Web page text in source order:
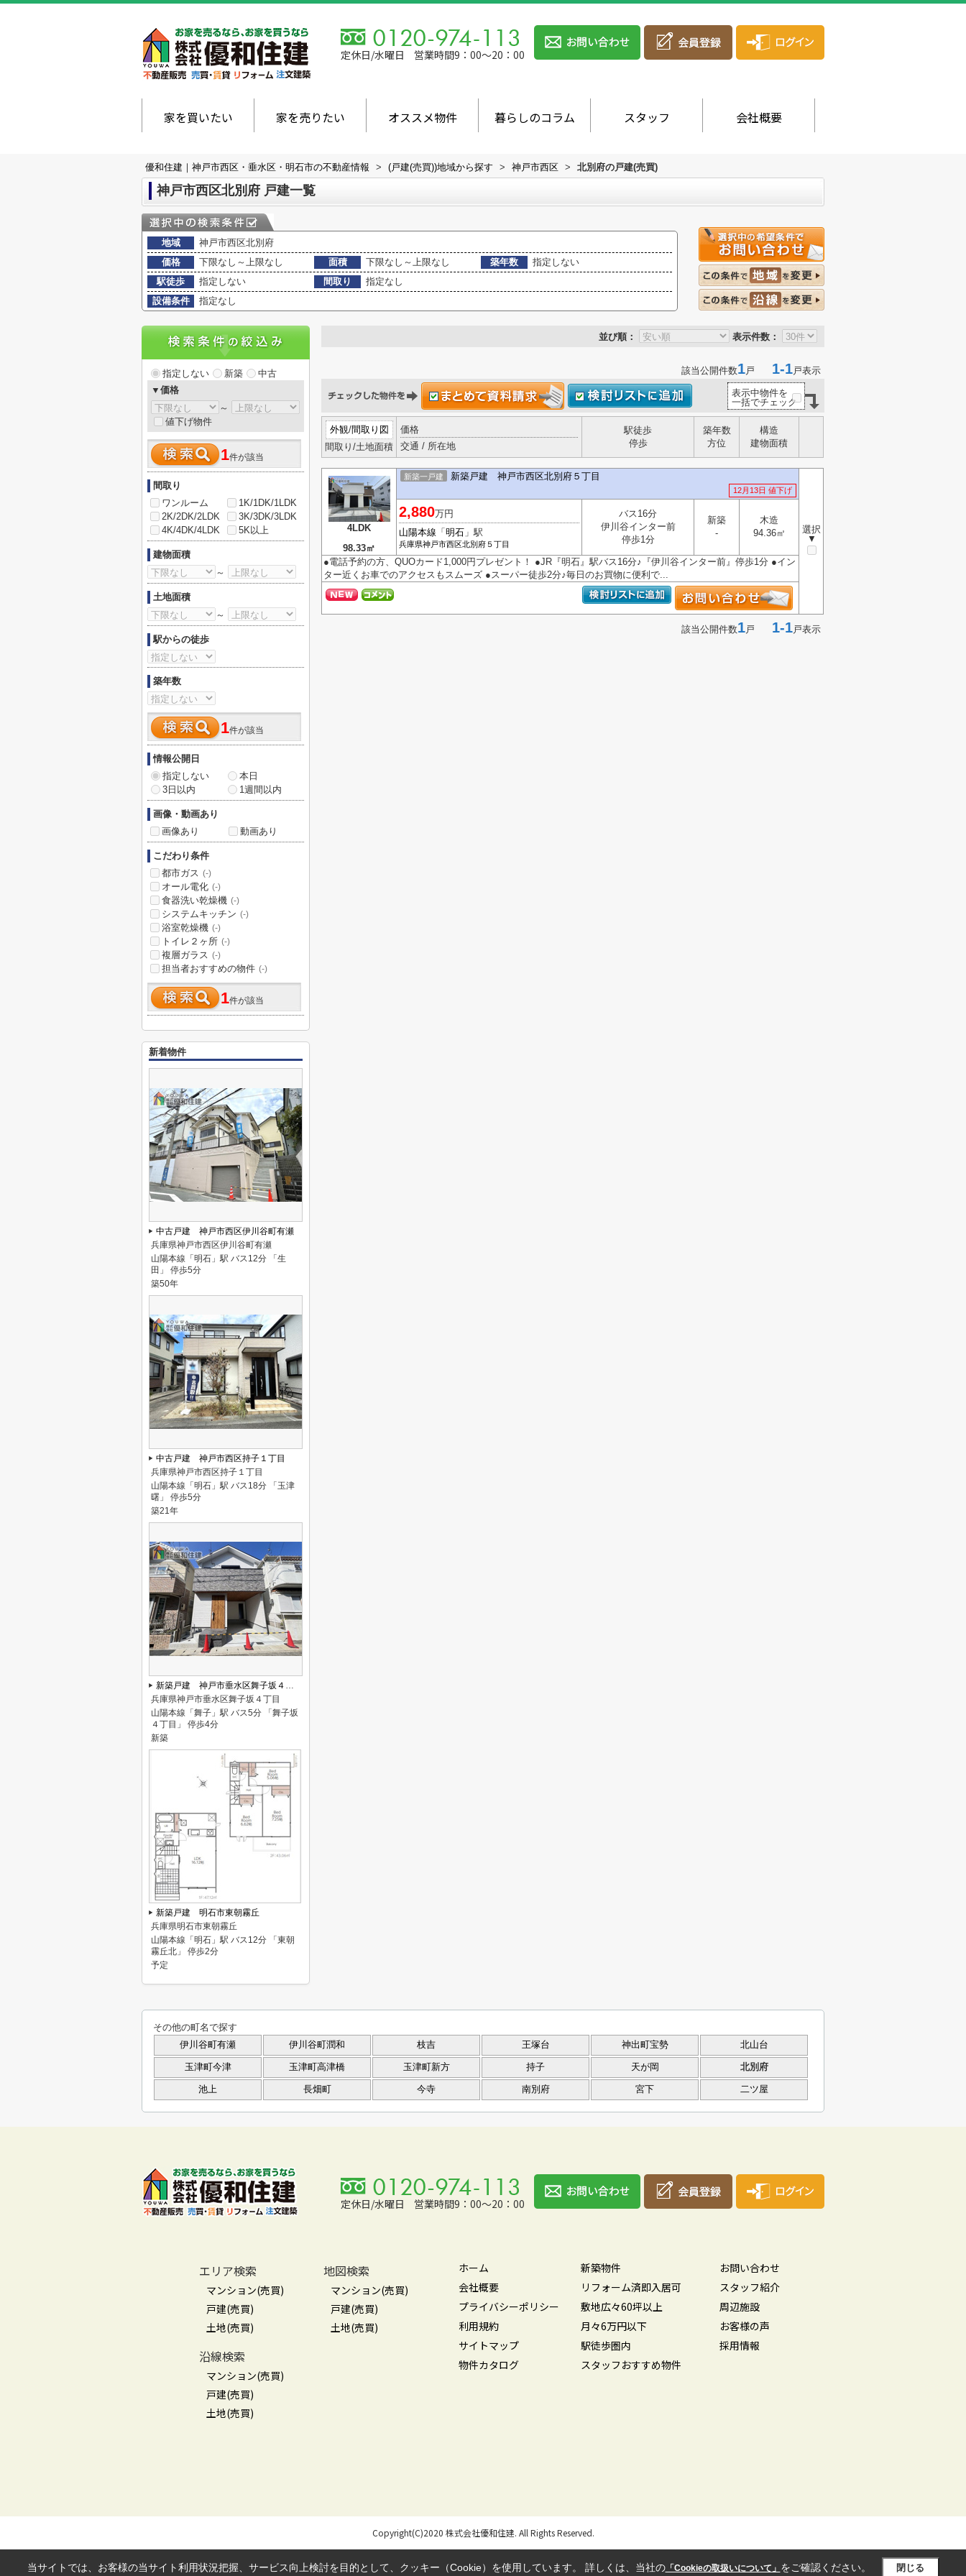
定休日/水曜日 営業時間9：00～20：00
家を買いたい 家を売りたい オススメ物件 暮らしのコラム スタッフ 会社概要
優和住建｜神戸市西区・垂水区・明石市の不動産情報 > (戸建(売買))地域から探す > 神戸市西区 > 北別府の戸建(売買)
神戸市西区北別府 戸建一覧
地域
神戸市西区北別府
価格
下限なし～上限なし 面積 下限なし～上限なし 築年数
指定しない
駅徒歩
指定しない 間取り
指定なし
設備条件
指定なし
並び順： 表示件数：
該当公開件数1戸 1-1戸表示
表示中物件を
一括でチェック
外観/間取り図
間取り/土地面積
価格
交通 / 所在地
駅徒歩
停歩
築年数
方位
構造
建物面積
4LDK
98.33㎡
新築一戸建 新築戸建 神戸市西区北別府５丁目
12月13日 値下げ
選択
▼
2,880万円
山陽本線 「 明石 」駅
兵庫県神戸市西区北別府 ５丁目
バス16分
伊川谷インター前
停歩1分
新築
-
木造
94.36㎡
●電話予約の方、QUOカード1,000円プレゼント！ ●JR『明石』駅バス16分♪『伊川谷インター前』停歩1分 ●イン
ター近くお車でのアクセスもスムーズ ●スーパー徒歩2分♪毎日のお買物に便利で...
該当公開件数1戸 1-1戸表示
指定しない 新築
中古
▼価格
～
値下げ物件
1件が該当
間取り
ワンルーム
1K/1DK/1LDK
2K/2DK/2LDK
3K/3DK/3LDK
4K/4DK/4LDK
5K以上
建物面積
～
土地面積
～
駅からの徒歩
築年数
1件が該当
情報公開日
指定しない
本日
3日以内
1週間以内
画像・動画あり
画像あり
動画あり
こだわり条件
都市ガス (-)
オール電化 (-)
食器洗い乾燥機 (-)
システムキッチン (-)
浴室乾燥機 (-)
トイレ２ヶ所 (-)
複層ガラス (-)
担当者おすすめの物件 (-)
1件が該当
新着物件
中古戸建 神戸市西区伊川谷町有瀬
兵庫県神戸市西区伊川谷町有瀬
山陽本線「明石」駅 バス12分 「生
田」 停歩5分
築50年
中古戸建 神戸市西区持子１丁目
兵庫県神戸市西区持子１丁目
山陽本線「明石」駅 バス18分 「玉津
曙」 停歩5分
築21年
新築戸建 神戸市垂水区舞子坂４丁目
兵庫県神戸市垂水区舞子坂４丁目
山陽本線「舞子」駅 バス5分 「舞子坂
４丁目」 停歩4分
新築
新築戸建 明石市東朝霧丘
兵庫県明石市東朝霧丘
山陽本線「明石」駅 バス12分 「東朝
霧丘北」 停歩2分
予定
その他の町名で探す
伊川谷町有瀬 伊川谷町潤和 枝吉 王塚台 神出町宝勢 北山台
玉津町今津 玉津町高津橋 玉津町新方 持子 天が岡 北別府
池上 長畑町 今寺 南別府 宮下 二ツ屋
定休日/水曜日 営業時間9：00～20：00
エリア検索
マンション(売買)
戸建(売買)
土地(売買)
沿線検索
マンション(売買)
戸建(売買)
土地(売買)
地図検索
マンション(売買)
戸建(売買)
土地(売買)
ホーム
会社概要
プライバシーポリシー
利用規約
サイトマップ
物件カタログ
新築物件
リフォーム済即入居可
敷地広々60坪以上
月々6万円以下
駅徒歩圏内
スタッフおすすめ物件
お問い合わせ
スタッフ紹介
周辺施設
お客様の声
採用情報
Copyright(C)2020 株式会社優和住建. All Rights Reserved.
当サイトでは、お客様の当サイト利用状況把握、サービス向上検討を目的として、クッキー（Cookie）を使用しています。 詳しくは、当社の「Cookieの取扱いについて」 をご確認ください。 閉じる